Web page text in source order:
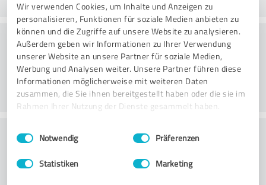
Wir verwenden Cookies, um Inhalte und Anzeigen zu
personalisieren, Funktionen für soziale Medien anbieten zu
können und die Zugriffe auf unsere Website zu analysieren.
Außerdem geben wir Informationen zu Ihrer Verwendung
unserer Website an unsere Partner für soziale Medien,
Werbung und Analysen weiter. Unsere Partner führen diese
Informationen möglicherweise mit weiteren Daten
zusammen, die Sie ihnen bereitgestellt haben oder die sie im
Rahmen Ihrer Nutzung der Dienste gesammelt haben.
Impressum Datenschutzbestimmungen
Einwilligungsauswahl
Notwendig Präferenzen
Statistiken Marketing
Rådgivning
Kundeservice